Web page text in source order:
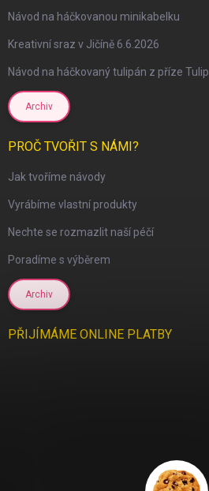
Návod na háčkovanou minikabelku
Kreativní sraz v Jičíně 6.6.2026
Návod na háčkovaný tulipán z příze Tulip
Archiv
PROČ TVOŘIT S NÁMI?
Jak tvoříme návody
Vyrábíme vlastní produkty
Nechte se rozmazlit naší péčí
Poradíme s výběrem
Archiv
PŘIJÍMÁME ONLINE PLATBY